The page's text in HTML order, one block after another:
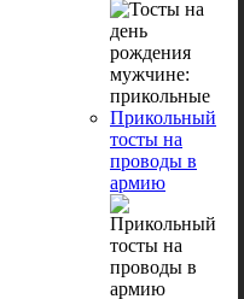
Прикольный
тосты на
проводы в
армию